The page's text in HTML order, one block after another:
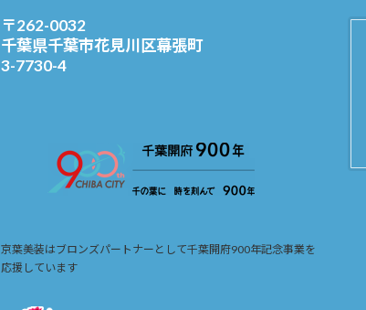
〒262-0032
千葉県千葉市花見川区幕張町
3-7730-4
京葉美装はブロンズパートナーとして千葉開府900年記念事業を
応援しています